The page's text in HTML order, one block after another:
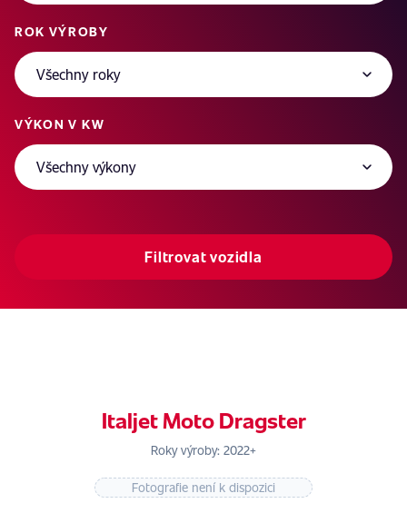
ROK VÝROBY
VÝKON V KW
Filtrovat vozidla
Italjet Moto Dragster
Roky výroby: 2022+
Fotografie není k dispozici